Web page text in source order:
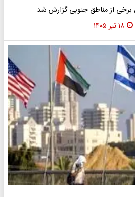
از مناطق جنوبی گزارش شد
۱۸ تیر ۱۴۰۵